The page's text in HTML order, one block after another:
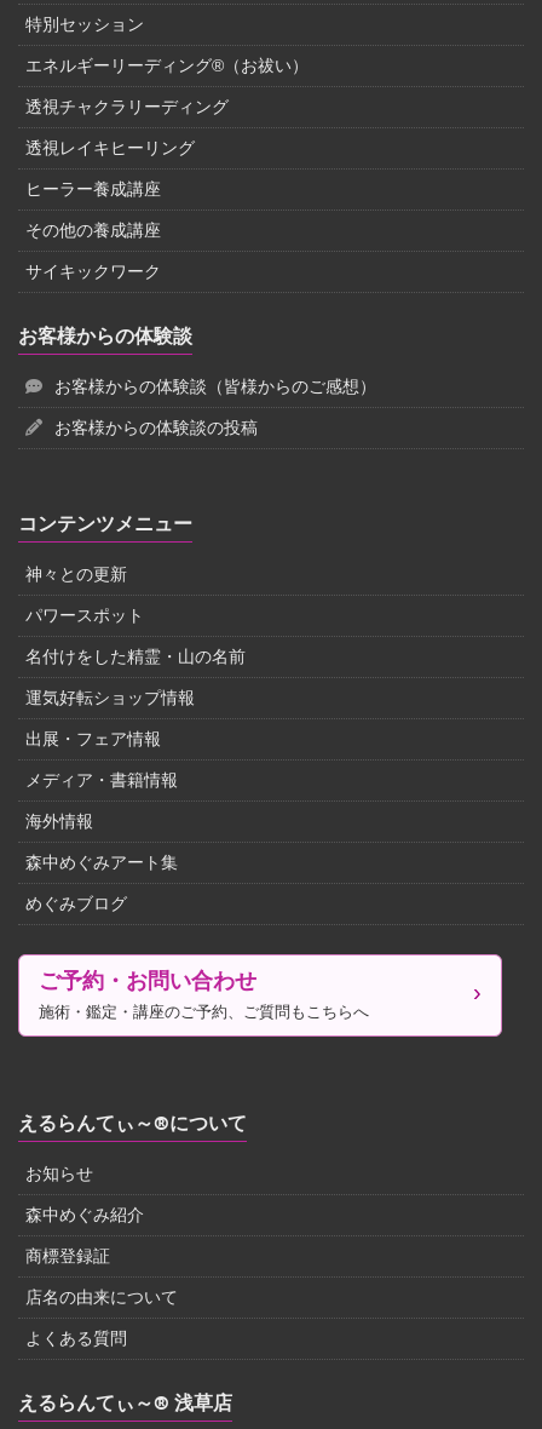
特別セッション
エネルギーリーディング®（お祓い）
透視チャクラリーディング
透視レイキヒーリング
ヒーラー養成講座
その他の養成講座
サイキックワーク
お客様からの体験談
お客様からの体験談（皆様からのご感想）
お客様からの体験談の投稿
コンテンツメニュー
神々との更新
パワースポット
名付けをした精霊・山の名前
運気好転ショップ情報
出展・フェア情報
メディア・書籍情報
海外情報
森中めぐみアート集
めぐみブログ
ご予約・お問い合わせ
施術・鑑定・講座のご予約、ご質問もこちらへ
えるらんてぃ～®について
お知らせ
森中めぐみ紹介
商標登録証
店名の由来について
よくある質問
えるらんてぃ～® 浅草店